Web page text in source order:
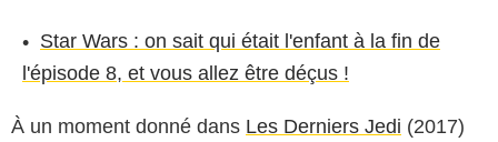
Star Wars : on sait qui était l'enfant à la fin de
l'épisode 8, et vous allez être déçus !
À un moment donné dans Les Derniers Jedi (2017)